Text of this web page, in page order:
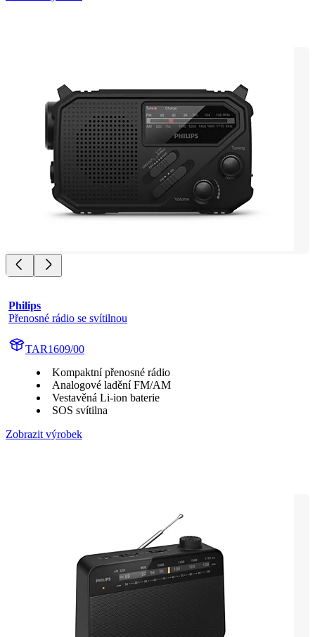
Philips
Přenosné rádio se svítilnou
TAR1609/00
Kompaktní přenosné rádio
Analogové ladění FM/AM
Vestavěná Li-ion baterie
SOS svítilna
Zobrazit výrobek